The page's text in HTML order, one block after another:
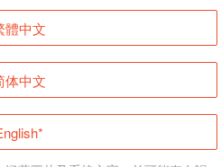
登入
回首頁
體中文
体中文